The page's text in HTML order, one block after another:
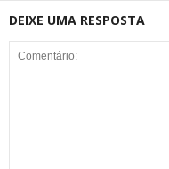
DEIXE UMA RESPOSTA